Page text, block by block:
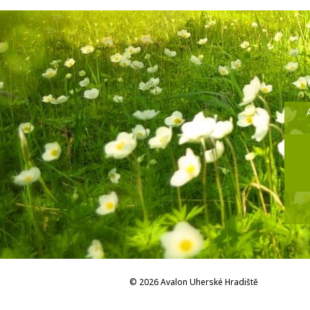
© 2026 Avalon Uherské Hradiště